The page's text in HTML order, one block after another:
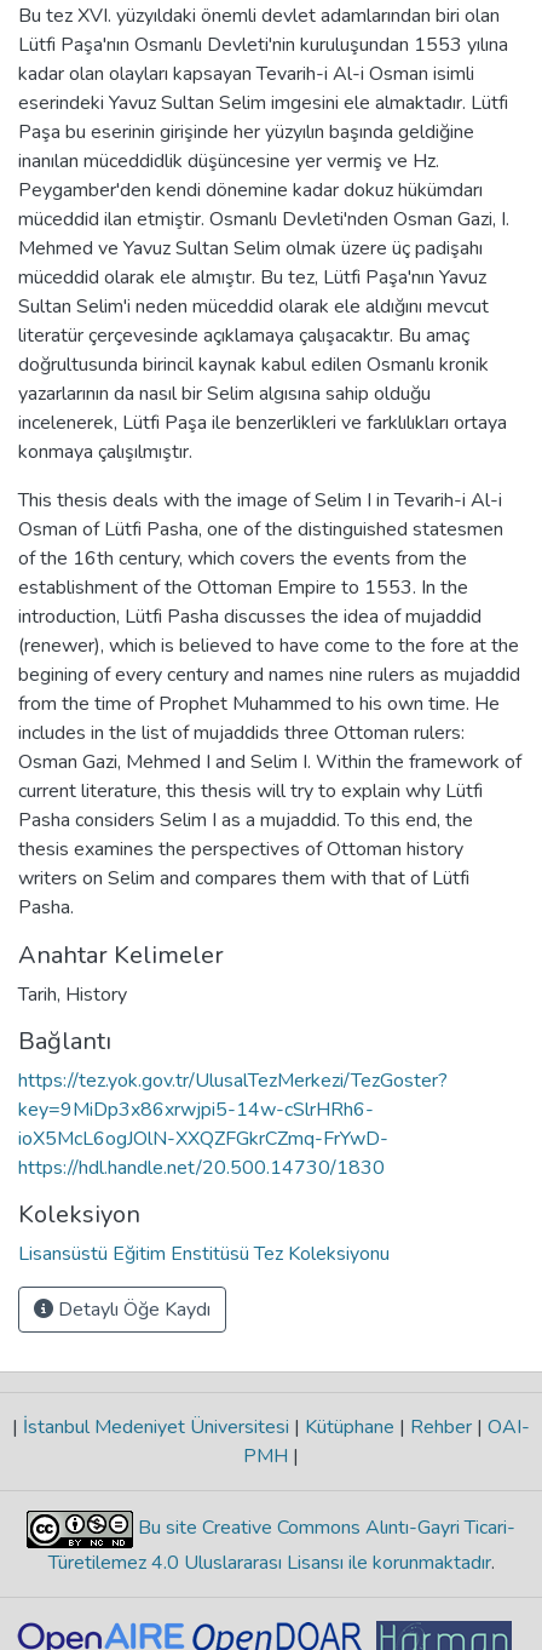
Bu tez XVI. yüzyıldaki önemli devlet adamlarından biri olan
Lütfi Paşa'nın Osmanlı Devleti'nin kuruluşundan 1553 yılına
kadar olan olayları kapsayan Tevarih-i Al-i Osman isimli
eserindeki Yavuz Sultan Selim imgesini ele almaktadır. Lütfi
Paşa bu eserinin girişinde her yüzyılın başında geldiğine
inanılan müceddidlik düşüncesine yer vermiş ve Hz.
Peygamber'den kendi dönemine kadar dokuz hükümdarı
müceddid ilan etmiştir. Osmanlı Devleti'nden Osman Gazi, I.
Mehmed ve Yavuz Sultan Selim olmak üzere üç padişahı
müceddid olarak ele almıştır. Bu tez, Lütfi Paşa'nın Yavuz
Sultan Selim'i neden müceddid olarak ele aldığını mevcut
literatür çerçevesinde açıklamaya çalışacaktır. Bu amaç
doğrultusunda birincil kaynak kabul edilen Osmanlı kronik
yazarlarının da nasıl bir Selim algısına sahip olduğu
incelenerek, Lütfi Paşa ile benzerlikleri ve farklılıkları ortaya
konmaya çalışılmıştır.
This thesis deals with the image of Selim I in Tevarih-i Al-i
Osman of Lütfi Pasha, one of the distinguished statesmen
of the 16th century, which covers the events from the
establishment of the Ottoman Empire to 1553. In the
introduction, Lütfi Pasha discusses the idea of mujaddid
(renewer), which is believed to have come to the fore at the
begining of every century and names nine rulers as mujaddid
from the time of Prophet Muhammed to his own time. He
includes in the list of mujaddids three Ottoman rulers:
Osman Gazi, Mehmed I and Selim I. Within the framework of
current literature, this thesis will try to explain why Lütfi
Pasha considers Selim I as a mujaddid. To this end, the
thesis examines the perspectives of Ottoman history
writers on Selim and compares them with that of Lütfi
Pasha.
Anahtar Kelimeler
Tarih, History
Bağlantı
https://tez.yok.gov.tr/UlusalTezMerkezi/TezGoster?
key=9MiDp3x86xrwjpi5-14w-cSlrHRh6-
ioX5McL6ogJOlN-XXQZFGkrCZmq-FrYwD-
https://hdl.handle.net/20.500.14730/1830
Koleksiyon
Lisansüstü Eğitim Enstitüsü Tez Koleksiyonu
Detaylı Öğe Kaydı
| İstanbul Medeniyet Üniversitesi | Kütüphane | Rehber | OAI-
PMH |
Bu site Creative Commons Alıntı-Gayri Ticari-
Türetilemez 4.0 Uluslararası Lisansı ile korunmaktadır.